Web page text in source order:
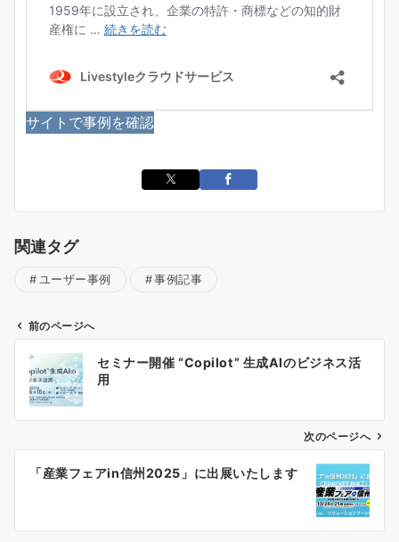
サイトで事例を確認
関連タグ
ユーザー事例 事例記事
ビ
ン
前のページへ
セミナー開催 “Copilot” 生成AIのビジネス活
用
次のページへ
「産業フェアin信州2025」に出展いたします